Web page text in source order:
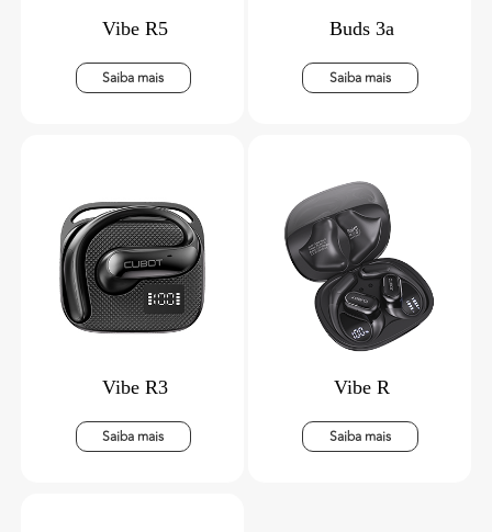
Vibe R5
Saiba mais
Buds 3a
Saiba mais
Vibe R3
Saiba mais
Vibe R
Saiba mais